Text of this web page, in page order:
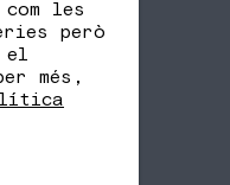
les
però
el
més,